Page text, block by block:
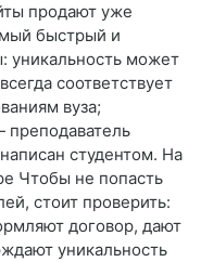
продают уже
быстрый и
уникальность может
соответствует
вуза;
студентом. На
Чтобы не попасть
стоит проверить:
договор, дают
уникальность